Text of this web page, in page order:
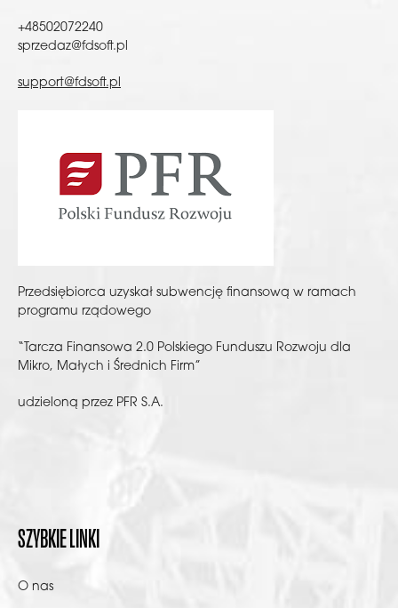
+48502072240
sprzedaz@fdsoft.pl
support@fdsoft.pl
Przedsiębiorca uzyskał subwencję finansową w ramach
programu rządowego
“Tarcza Finansowa 2.0 Polskiego Funduszu Rozwoju dla
Mikro, Małych i Średnich Firm”
udzieloną przez PFR S.A.
SZYBKIE LINKI
O nas